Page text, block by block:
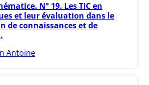
N° 19. Les TIC en
et leur évaluation dans le
de connaissances et de
Antoine